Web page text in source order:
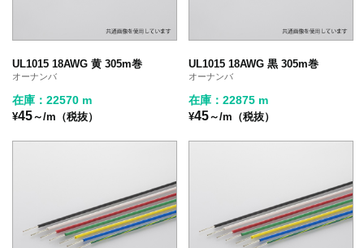
UL1015 18AWG 黄 305m巻
オーナンバ
在庫：22570 m
¥45～/m（税抜）
UL1015 18AWG 黒 305m巻
オーナンバ
在庫：22875 m
¥45～/m（税抜）